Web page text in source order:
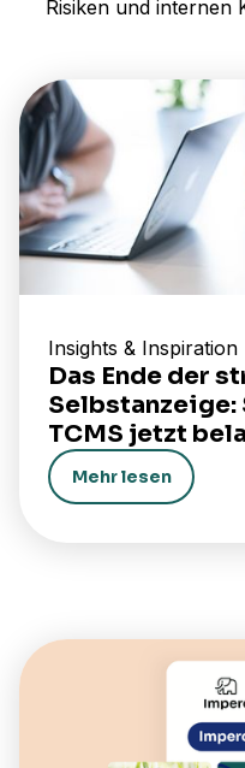
Risiken und
Insights & Inspiration
Das Ende der
Selbstanzeige:
TCMS jetzt
Mehr lesen